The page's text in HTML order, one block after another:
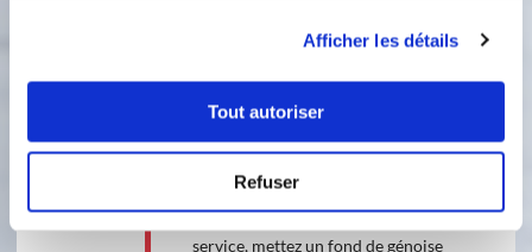
Afficher les détails
Tout autoriser
Refuser
1
couvercle du cook'in et pesez les
framboises. Réservez-les. A l'aide du
petit cadre inox, retaillez la génoise
génoise de sirop à l'aide d'un pinceau.
Dans le cadre, posé sur un plat de
service, mettez un fond de génoise